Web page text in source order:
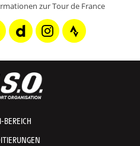
zur Tour de France
BEREICH